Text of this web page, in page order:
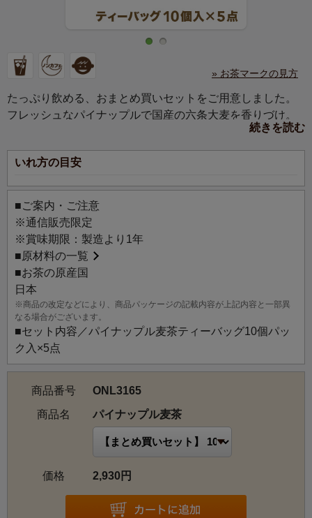
» お茶マークの見方
たっぷり飲める、おまとめ買いセットをご用意しました。
フレッシュなパイナップルで国産の六条大麦を香りづけ。
続きを読む
いれ方の目安
■ご案内・ご注意
※通信販売限定
※賞味期限：製造より1年
■原材料の一覧
■お茶の原産国
日本
※商品の改定などにより、商品パッケージの記載内容が上記内容と一部異
なる場合がございます。
■セット内容／パイナップル麦茶ティーバッグ10個パッ
ク入×5点
商品番号
ONL3165
商品名
パイナップル麦茶
価格 2,930円